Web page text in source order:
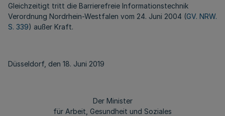
Gleichzeitigt tritt die Barrierefreie Informationstechnik
Verordnung Nordrhein-Westfalen vom 24. Juni 2004 (GV. NRW.
S. 339) außer Kraft.
Düsseldorf, den 18. Juni 2019
Der Minister
für Arbeit, Gesundheit und Soziales